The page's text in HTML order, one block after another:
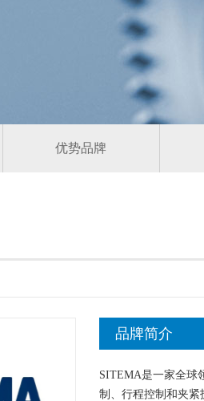
优势品牌
品牌简介
SITEMA是一家全球
制、行程控制和夹